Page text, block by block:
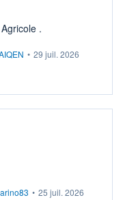
.
• 29 juil. 2026
• 25 juil. 2026